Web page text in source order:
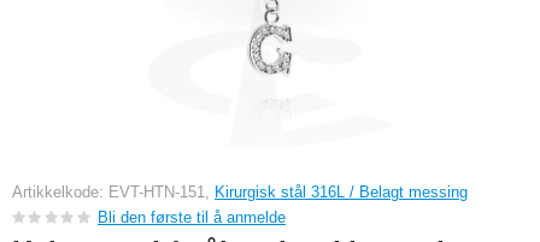
Artikkelkode: EVT-HTN-151, Kirurgisk stål 316L / Belagt messing
Bli den første til å anmelde